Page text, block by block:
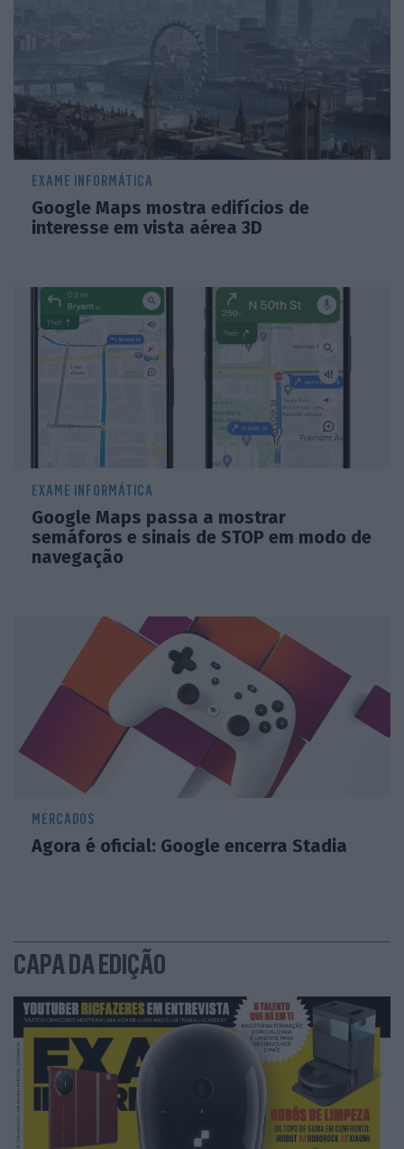
EXAME INFORMÁTICA
Google Maps mostra edifícios de
interesse em vista aérea 3D
EXAME INFORMÁTICA
Google Maps passa a mostrar
semáforos e sinais de STOP em modo de
navegação
MERCADOS
Agora é oficial: Google encerra Stadia
CAPA DA EDIÇÃO